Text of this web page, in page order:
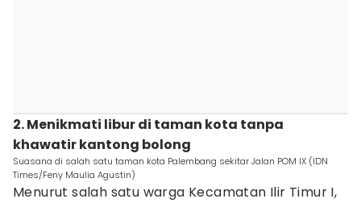
2. Menikmati libur di taman kota tanpa
khawatir kantong bolong
Suasana di salah satu taman kota Palembang sekitar Jalan POM IX (IDN
Times/Feny Maulia Agustin)
Menurut salah satu warga Kecamatan Ilir Timur I,